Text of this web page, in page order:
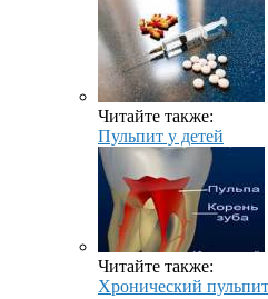
Читайте также:
Пульпит у детей
Читайте также:
Хронический пульпит